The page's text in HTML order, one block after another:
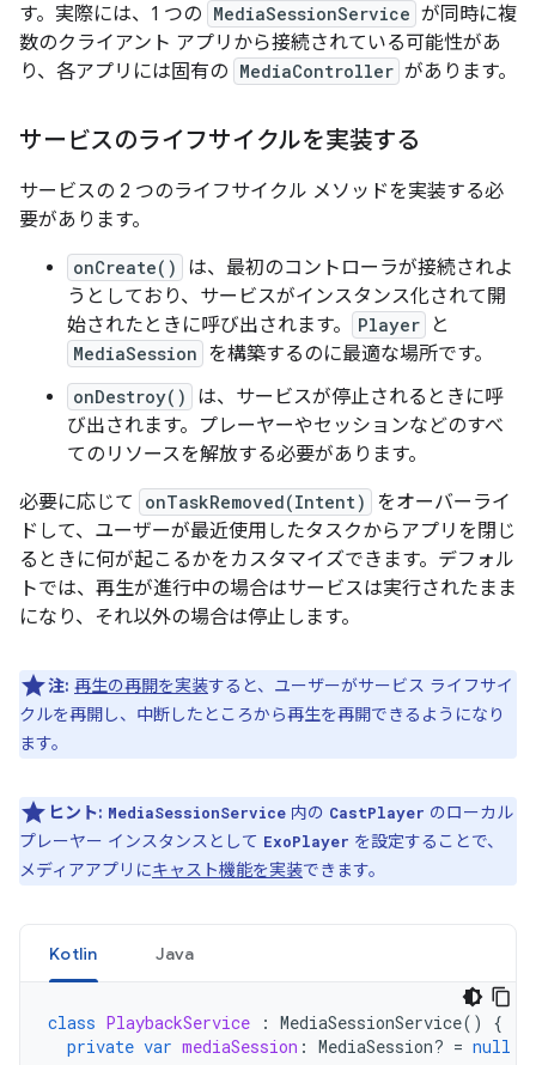
す。実際には、1 つの MediaSessionService が同時に複
数のクライアント アプリから接続されている可能性があ
り、各アプリには固有の MediaController があります。
サービスのライフサイクルを実装する
サービスの 2 つのライフサイクル メソッドを実装する必
要があります。
onCreate()
は、最初のコントローラが接続されよ
うとしており、サービスがインスタンス化されて開
始されたときに呼び出されます。
Player と
MediaSession を構築するのに最適な場所です。
onDestroy()
は、サービスが停止されるときに呼
び出されます。プレーヤーやセッションなどのすべ
てのリソースを解放する必要があります。
必要に応じて
onTaskRemoved(Intent)
をオーバーライ
ドして、ユーザーが最近使用したタスクからアプリを閉じ
るときに何が起こるかをカスタマイズできます。デフォル
トでは、再生が進行中の場合はサービスは実行されたまま
になり、それ以外の場合は停止します。
注: 再生の再開を実装すると、ユーザーがサービス ライフサイ
クルを再開し、中断したところから再生を再開できるようになり
ます。
ヒント: MediaSessionService 内の CastPlayer のローカル
プレーヤー インスタンスとして ExoPlayer を設定することで、
メディアアプリにキャスト機能を実装できます。
Kotlin Java
class PlaybackService : MediaSessionService()
{
private var mediaSession : MediaSession? = null